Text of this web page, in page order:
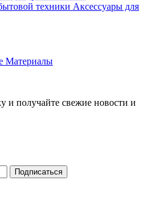
Аксессуары для
Материалы
и получайте свежие новости и